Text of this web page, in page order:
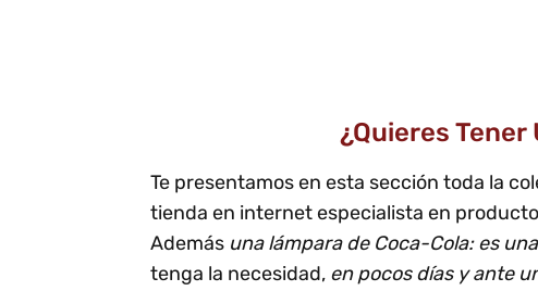
¿Quieres
Te presentamos en esta sección toda la
tienda en internet especialista en
Además una lámpara de Coca-Cola: es
tenga la necesidad, en pocos días y ante